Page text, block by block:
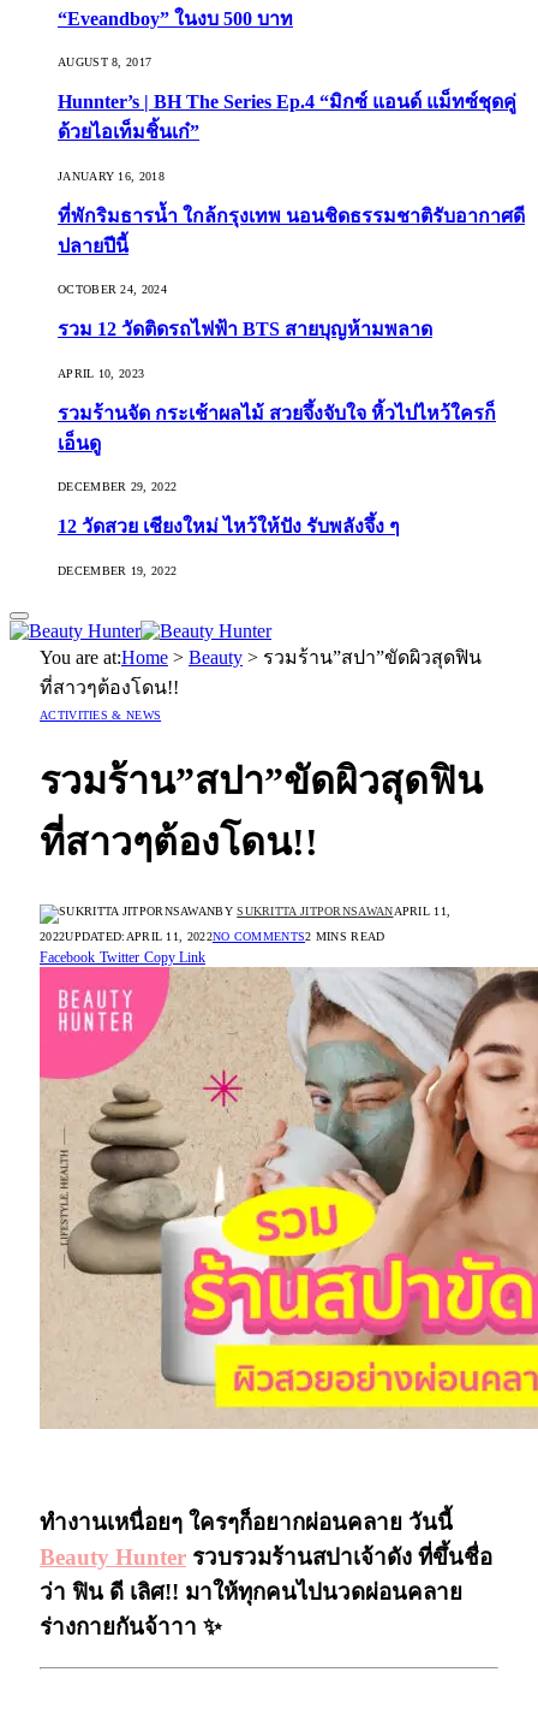
“Eveandboy” ในงบ 500 บาท
AUGUST 8, 2017
Hunnter’s | BH The Series Ep.4 “มิกซ์ แอนด์ แม็ทซ์ชุดคู่
ด้วยไอเท็มชิ้นเก๋”
JANUARY 16, 2018
ที่พักริมธารน้ำ ใกล้กรุงเทพ นอนชิดธรรมชาติรับอากาศดี
ปลายปีนี้
OCTOBER 24, 2024
รวม 12 วัดติดรถไฟฟ้า BTS สายบุญห้ามพลาด
APRIL 10, 2023
รวมร้านจัด กระเช้าผลไม้ สวยจึ้งจับใจ หิ้วไปไหว้ใครก็
เอ็นดู
DECEMBER 29, 2022
12 วัดสวย เชียงใหม่ ไหว้ให้ปัง รับพลังจึ้ง ๆ
DECEMBER 19, 2022
You are at:Home > Beauty > รวมร้าน”สปา”ขัดผิวสุดฟิน
ที่สาวๆต้องโดน!!
ACTIVITIES & NEWS
รวมร้าน”สปา”ขัดผิวสุดฟิน
ที่สาวๆต้องโดน!!
BY SUKRITTA JITPORNSAWANAPRIL 11,
2022UPDATED: APRIL 11, 2022NO COMMENTS2 MINS READ
Facebook Twitter Copy Link
ทำงานเหนื่อยๆ ใครๆก็อยากผ่อนคลาย วันนี้
Beauty Hunter รวบรวมร้านสปาเจ้าดัง ที่ขึ้นชื่อ
ว่า ฟิน ดี เลิศ!! มาให้ทุกคนไปนวดผ่อนคลาย
ร่างกายกันจ้าาา ✨